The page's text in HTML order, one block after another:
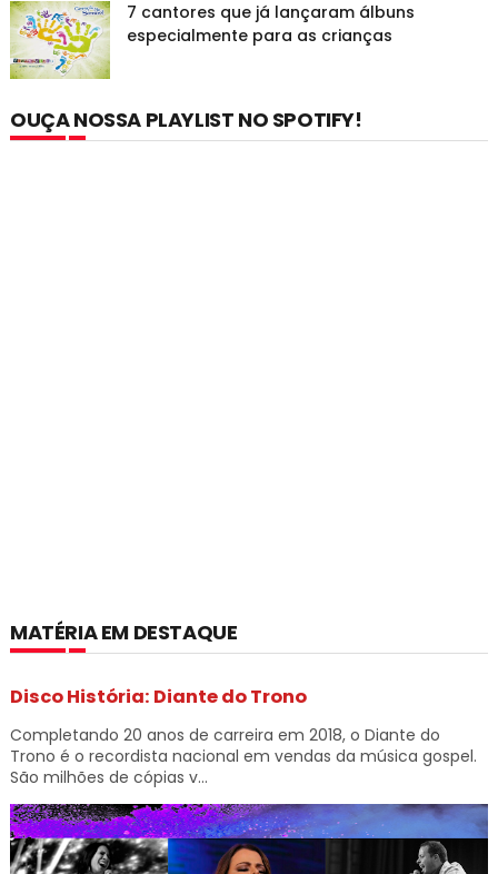
7 cantores que já lançaram álbuns
especialmente para as crianças
OUÇA NOSSA PLAYLIST NO SPOTIFY!
MATÉRIA EM DESTAQUE
Disco História: Diante do Trono
Completando 20 anos de carreira em 2018, o Diante do
Trono é o recordista nacional em vendas da música gospel.
São milhões de cópias v...